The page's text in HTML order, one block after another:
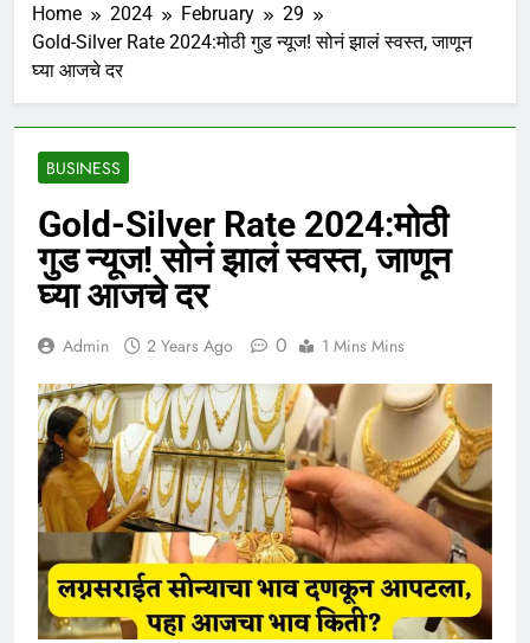
Home 2024 February
29
Gold-Silver Rate 2024:मोठी गुड न्यूज! सोनं झालं स्वस्त, जाणून
घ्या आजचे दर
BUSINESS
Gold-Silver Rate 2024:मोठी
गुड न्यूज! सोनं झालं स्वस्त, जाणून
घ्या आजचे दर
Admin 2 Years Ago 0 1 Mins Mins